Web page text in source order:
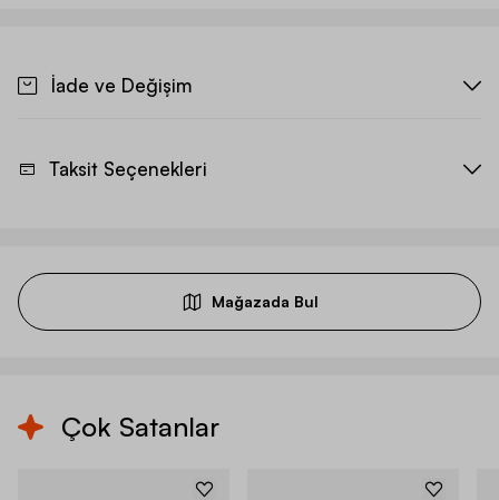
İade ve Değişim
Taksit Seçenekleri
Mağazada Bul
Çok Satanlar